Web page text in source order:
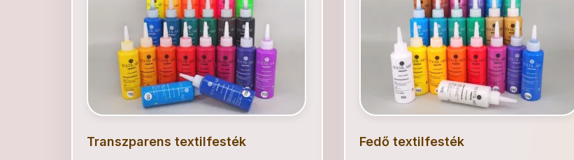
Transzparens textilfesték Fedő textilfesték